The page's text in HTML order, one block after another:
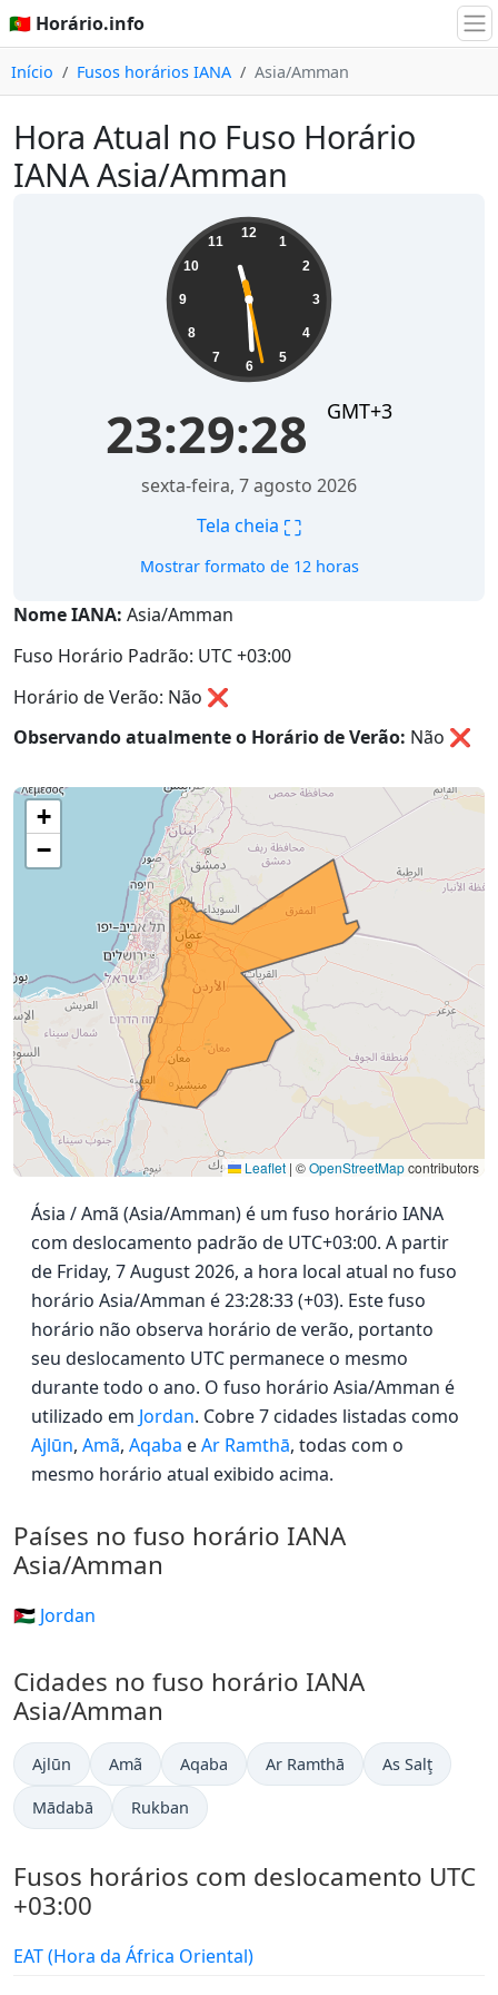
🇵🇹 Horário.info
Início Fusos horários IANA Asia/Amman
Hora Atual no Fuso Horário
IANA Asia/Amman
12
1
2
3
4
5
6
7
8
9
10
11
23:29:28 GMT+3
sexta-feira, 7 agosto 2026
Tela cheia ⛶
Mostrar formato de 12 horas
Nome IANA: Asia/Amman
Fuso Horário Padrão: UTC +03:00
Horário de Verão: Não ❌
Observando atualmente o Horário de Verão: Não ❌
+
−
Leaflet | ©OpenStreetMapcontributors
Ásia / Amã (Asia/Amman) é um fuso horário IANA
com deslocamento padrão de UTC+03:00. A partir
de Friday, 7 August 2026, a hora local atual no fuso
horário Asia/Amman é 23:28:33 (+03). Este fuso
horário não observa horário de verão, portanto
seu deslocamento UTC permanece o mesmo
durante todo o ano. O fuso horário Asia/Amman é
utilizado em Jordan. Cobre 7 cidades listadas como
Ajlūn, Amã, Aqaba eAr Ramthā, todas com o
mesmo horário atual exibido acima.
Países no fuso horário IANA
Asia/Amman
🇯🇴 Jordan
Cidades no fuso horário IANA
Asia/Amman
Ajlūn Amã Aqaba Ar Ramthā As Salţ
Mādabā Rukban
Fusos horários com deslocamento UTC
+03:00
EAT (Hora da África Oriental)